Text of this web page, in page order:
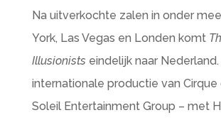
Na uitverkochte zalen in onder
York, Las Vegas en Londen komt
Illusionists eindelijk naar Nederland.
internationale productie van Cirque
Soleil Entertainment Group – met